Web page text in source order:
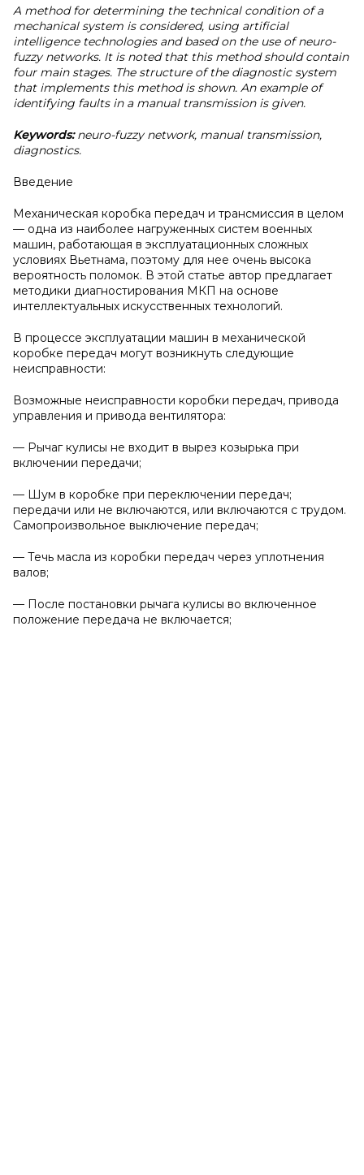
A method for determining the technical condition of a
mechanical system is considered, using artificial
intelligence technologies and based on the use of neuro-
fuzzy networks. It is noted that this method should contain
four main stages. The structure of the diagnostic system
that implements this method is shown. An example of
identifying faults in a manual transmission is given.
Keywords:neuro-fuzzy network, manual transmission,
diagnostics.
Введение
Механическая коробка передач и трансмиссия в целом
— одна из наиболее нагруженных систем военных
машин, работающая в эксплуатационных сложных
условиях Вьетнама, поэтому для нее очень высока
вероятность поломок. В этой статье автор предлагает
методики диагностирования МКП на основе
интеллектуальных искусственных технологий.
В процессе эксплуатации машин в механической
коробке передач могут возникнуть следующие
неисправности:
Возможные неисправности коробки передач, привода
управления и привода вентилятора:
— Рычаг кулисы не входит в вырез козырька при
включении передачи;
— Шум в коробке при переключении передач;
передачи или не включаются, или включаются с трудом.
Самопроизвольное выключение передач;
— Течь масла из коробки передач через уплотнения
валов;
— После постановки рычага кулисы во включенное
положение передача не включается;